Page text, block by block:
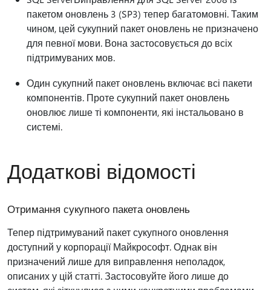
пакетом оновлень 3 (SP3) тепер багатомовні. Таким
чином, цей сукупний пакет оновлень не призначено
для певної мови. Вона застосовується до всіх
підтримуваних мов.
Один сукупний пакет оновлень включає всі пакети
компонентів. Проте сукупний пакет оновлень
оновлює лише ті компоненти, які інстальовано в
системі.
Додаткові відомості
Отримання сукупного пакета оновлень
Тепер підтримуваний пакет сукупного оновлення
доступний у корпорації Майкрософт. Однак він
призначений лише для виправлення неполадок,
описаних у цій статті. Застосовуйте його лише до